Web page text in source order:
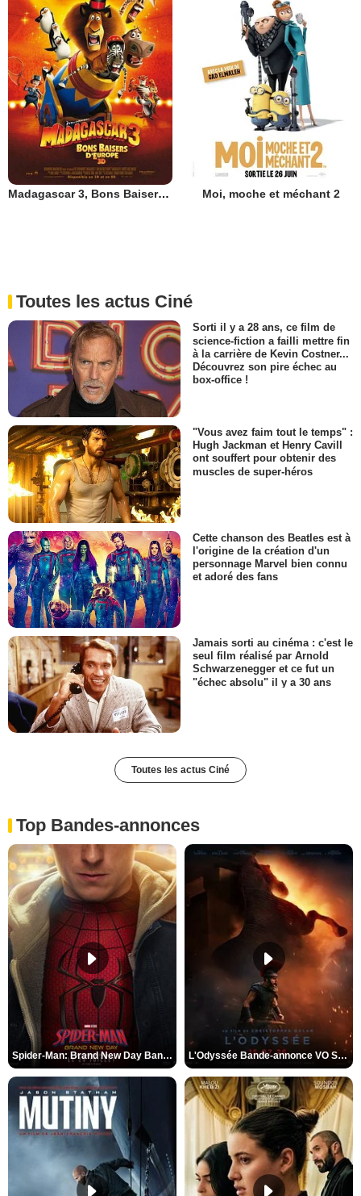
Madagascar 3, Bons Baisers D’Europe Moi, moche et méchant 2
Toutes les actus Ciné
Sorti il y a 28 ans, ce film de
science-fiction a failli mettre fin
à la carrière de Kevin Costner...
Découvrez son pire échec au
box-office !
"Vous avez faim tout le temps" :
Hugh Jackman et Henry Cavill
ont souffert pour obtenir des
muscles de super-héros
Cette chanson des Beatles est à
l'origine de la création d'un
personnage Marvel bien connu
et adoré des fans
Jamais sorti au cinéma : c'est le
seul film réalisé par Arnold
Schwarzenegger et ce fut un
"échec absolu" il y a 30 ans
Toutes les actus Ciné
Top Bandes-annonces
Spider-Man: Brand New Day Bande-annonce VO STFR L'Odyssée Bande-annonce VO STFR